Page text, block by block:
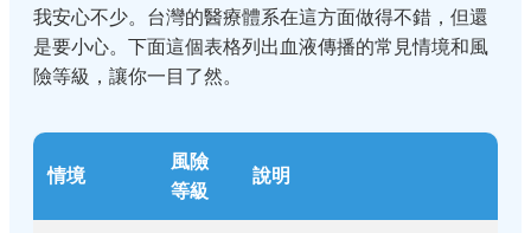
我安心不少。台灣的醫療體系在這方面做得不錯，但還
是要小心。下面這個表格列出血液傳播的常見情境和風
險等級，讓你一目了然。
情境
風險
等級
說明